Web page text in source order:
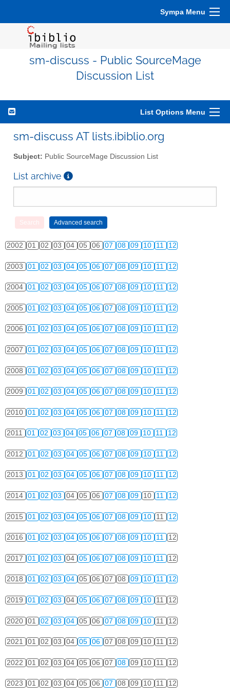
Sympa Menu
sm-discuss - Public SourceMage
Discussion List
List Options Menu
sm-discuss AT lists.ibiblio.org
Subject: Public SourceMage Discussion List
List archive
2002 01 02 03 04 05 06 07 08 09 10 11 12
2003 01 02 03 04 05 06 07 08 09 10 11 12
2004 01 02 03 04 05 06 07 08 09 10 11 12
2005 01 02 03 04 05 06 07 08 09 10 11 12
2006 01 02 03 04 05 06 07 08 09 10 11 12
2007 01 02 03 04 05 06 07 08 09 10 11 12
2008 01 02 03 04 05 06 07 08 09 10 11 12
2009 01 02 03 04 05 06 07 08 09 10 11 12
2010 01 02 03 04 05 06 07 08 09 10 11 12
2011 01 02 03 04 05 06 07 08 09 10 11 12
2012 01 02 03 04 05 06 07 08 09 10 11 12
2013 01 02 03 04 05 06 07 08 09 10 11 12
2014 01 02 03 04 05 06 07 08 09 10 11 12
2015 01 02 03 04 05 06 07 08 09 10 11 12
2016 01 02 03 04 05 06 07 08 09 10 11 12
2017 01 02 03 04 05 06 07 08 09 10 11 12
2018 01 02 03 04 05 06 07 08 09 10 11 12
2019 01 02 03 04 05 06 07 08 09 10 11 12
2020 01 02 03 04 05 06 07 08 09 10 11 12
2021 01 02 03 04 05 06 07 08 09 10 11 12
2022 01 02 03 04 05 06 07 08 09 10 11 12
2023 01 02 03 04 05 06 07 08 09 10 11 12